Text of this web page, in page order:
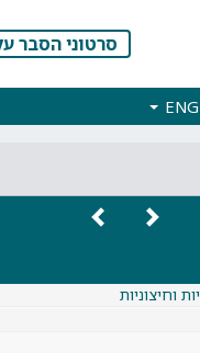
סרטוני הסבר
וחיצוניות